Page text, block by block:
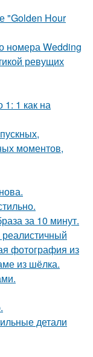
"Golden Hour
номера Wedding
ревущих
1 как на
моментов,
за 10 минут.
фотография из
из шёлка.
детали